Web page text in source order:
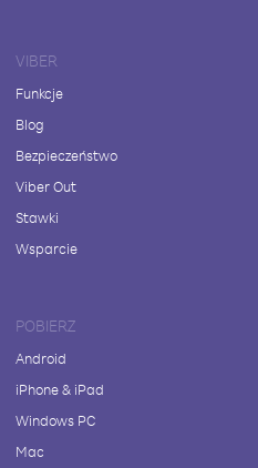
VIBER
Funkcje
Blog
Bezpieczeństwo
Viber Out
Stawki
Wsparcie
POBIERZ
Android
iPhone & iPad
Windows PC
Mac